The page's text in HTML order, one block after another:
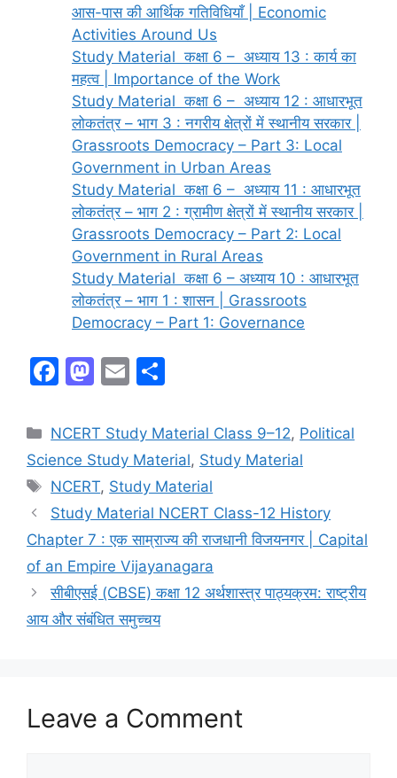
आस-पास की आर्थिक गतिविधियाँ | Economic
Activities Around Us
Study Material कक्षा 6 – अध्याय 13 : कार्य का
महत्व | Importance of the Work
Study Material कक्षा 6 – अध्याय 12 : आधारभूत
लोकतंत्र – भाग 3 : नगरीय क्षेत्रों में स्थानीय सरकार |
Grassroots Democracy – Part 3: Local
Government in Urban Areas
Study Material कक्षा 6 – अध्याय 11 : आधारभूत
लोकतंत्र – भाग 2 : ग्रामीण क्षेत्रों में स्थानीय सरकार |
Grassroots Democracy – Part 2: Local
Government in Rural Areas
Study Material कक्षा 6 – अध्याय 10 : आधारभूत
लोकतंत्र – भाग 1 : शासन | Grassroots
Democracy – Part 1: Governance
F
c
e
b
o
o
k
M
st
o
d
o
n
E
ai
l
ar
e
NCERT Study Material Class 9–12, Political
Science Study Material, Study Material
NCERT, Study Material
Study Material NCERT Class-12 History
Chapter 7 : एक साम्राज्य की राजधानी विजयनगर | Capital
of an Empire Vijayanagara
सीबीएसई (CBSE) कक्षा 12 अर्थशास्त्र पाठ्यक्रम: राष्ट्रीय
आय और संबंधित समुच्चय
Leave a Comment